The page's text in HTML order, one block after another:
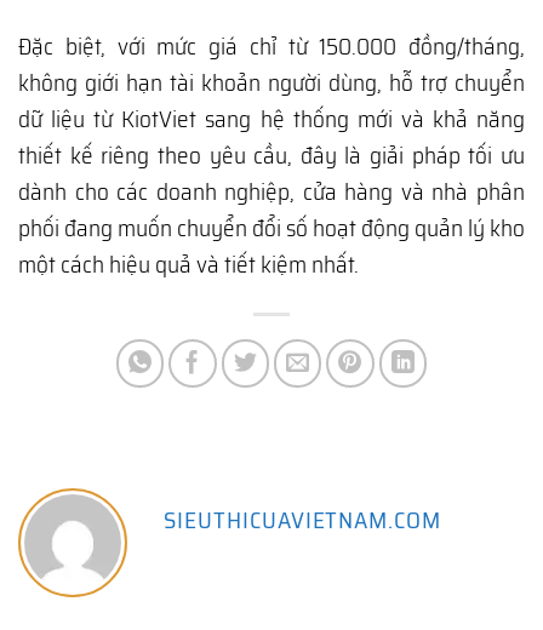
Đặc biệt, với mức giá chỉ từ 150.000 đồng/tháng,
không giới hạn tài khoản người dùng, hỗ trợ chuyển
dữ liệu từ KiotViet sang hệ thống mới và khả năng
thiết kế riêng theo yêu cầu, đây là giải pháp tối ưu
dành cho các doanh nghiệp, cửa hàng và nhà phân
phối đang muốn chuyển đổi số hoạt động quản lý kho
một cách hiệu quả và tiết kiệm nhất.
SIEUTHICUAVIETNAM.COM